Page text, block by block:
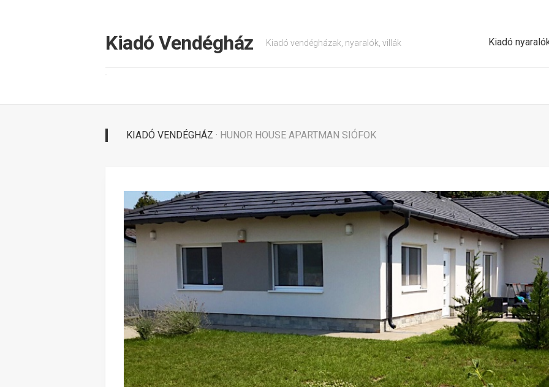
Kiadó Vendégház Kiadó vendégházak, nyaralók, villák Kiadó
KIADÓ VENDÉGHÁZ · HUNOR HOUSE APARTMAN SIÓFOK